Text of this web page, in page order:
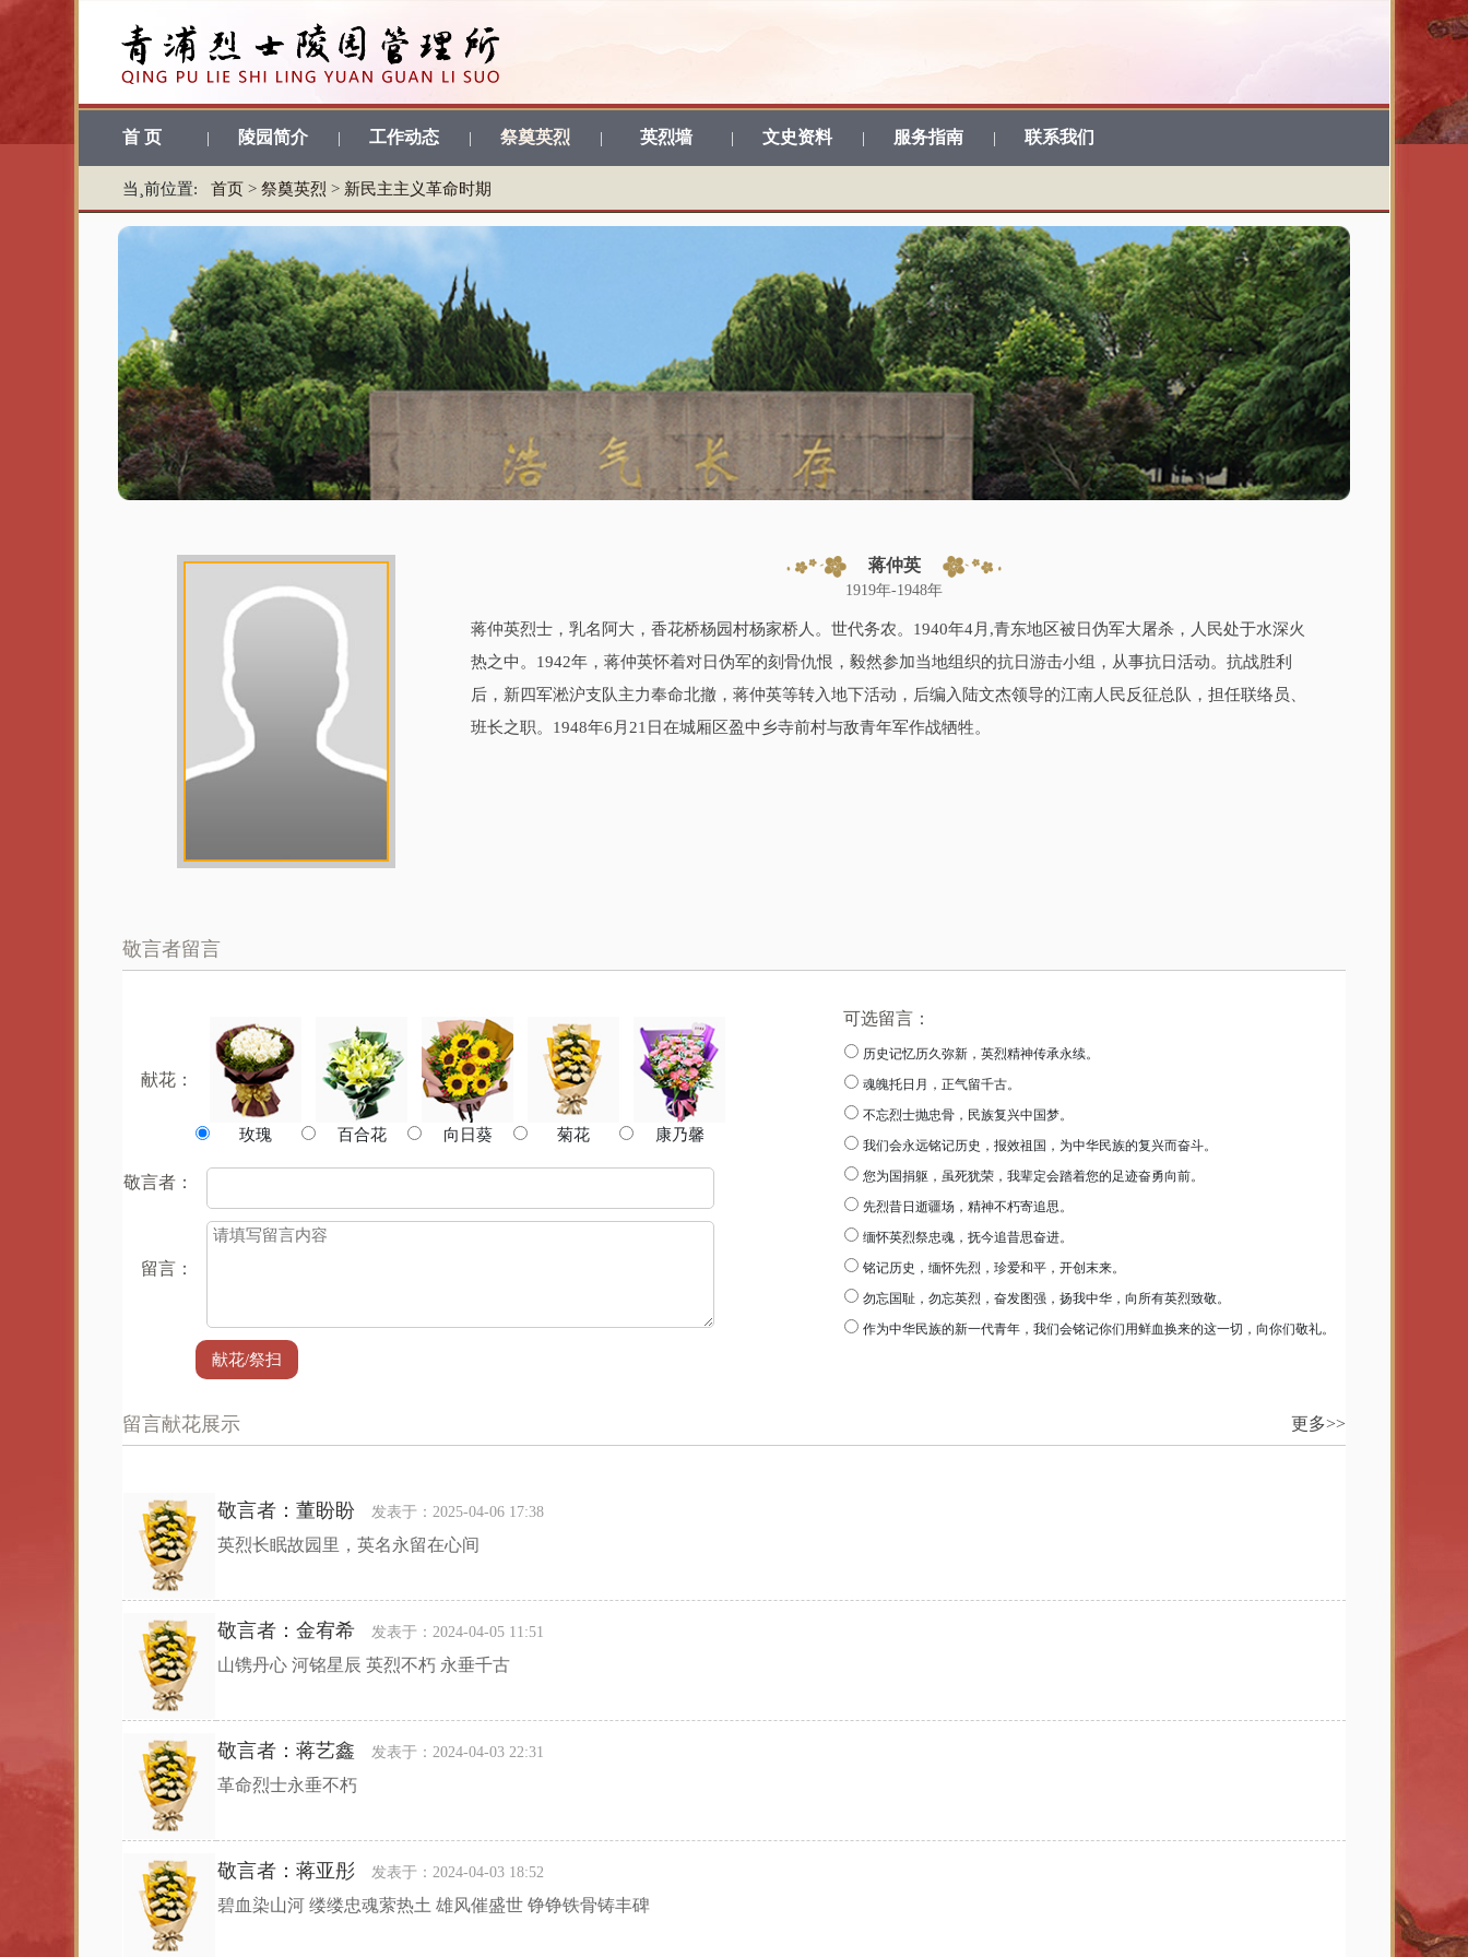
首 页 | 陵园简介 | 工作动态 | 祭奠英烈 | 英烈墙 | 文史资料 | 服务指南 | 联系我们
当¸前位置: 首页 > 祭奠英烈 > 新民主主义革命时期
蒋仲英
1919年-1948年
蒋仲英烈士，乳名阿大，香花桥杨园村杨家桥人。世代务农。1940年4月,青东地区被日伪军大屠杀，人民处于水深火
热之中。1942年，蒋仲英怀着对日伪军的刻骨仇恨，毅然参加当地组织的抗日游击小组，从事抗日活动。抗战胜利
后，新四军淞沪支队主力奉命北撤，蒋仲英等转入地下活动，后编入陆文杰领导的江南人民反征总队，担任联络员、
班长之职。1948年6月21日在城厢区盈中乡寺前村与敌青年军作战牺牲。
敬言者留言